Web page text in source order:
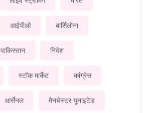
आईपीओ बार्सिलोना
पाकिस्तान निवेश
स्टॉक मार्केट कांग्रेस
आर्सेनल मैनचेस्टर यूनाइटेड